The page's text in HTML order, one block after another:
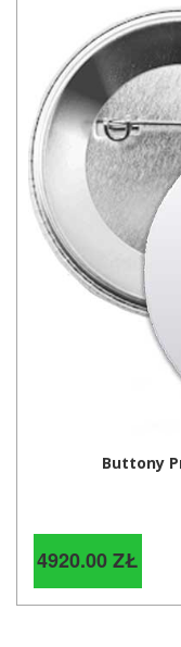
Buttony
4920.00 ZŁ